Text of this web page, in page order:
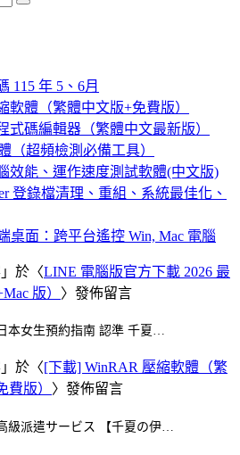
Search
115 年 5、6月
軟體（繁體中文版+免費版）
式碼編輯器（繁體中文最新版）
（超頻檢測必備工具）
效能、運作速度測試軟體(中文版)
登錄檔清理、重組、系統最佳化、
桌面：跨平台遙控 Win, Mac 電腦
」於〈LINE 電腦版官方下載 2026 最
版） 〉發佈留言
本女生預約指南 認準 千夏…
」於〈 [下載] WinRAR 壓縮軟體（繁
費版）
〉發佈留言
級派遣サービス 【千夏の伊…